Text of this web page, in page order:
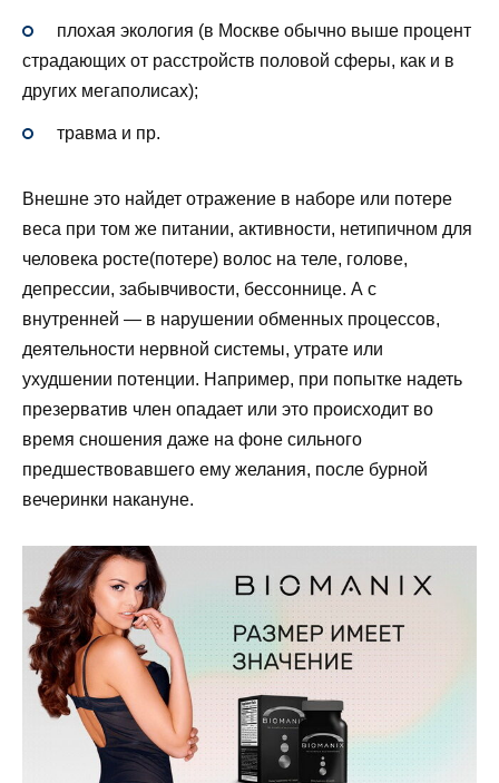
плохая экология (в Москве обычно выше процент
страдающих от расстройств половой сферы, как и в
других мегаполисах);
травма и пр.
Внешне это найдет отражение в наборе или потере
веса при том же питании, активности, нетипичном для
человека росте(потере) волос на теле, голове,
депрессии, забывчивости, бессоннице. А с
внутренней — в нарушении обменных процессов,
деятельности нервной системы, утрате или
ухудшении потенции. Например, при попытке надеть
презерватив член опадает или это происходит во
время сношения даже на фоне сильного
предшествовавшего ему желания, после бурной
вечеринки накануне.